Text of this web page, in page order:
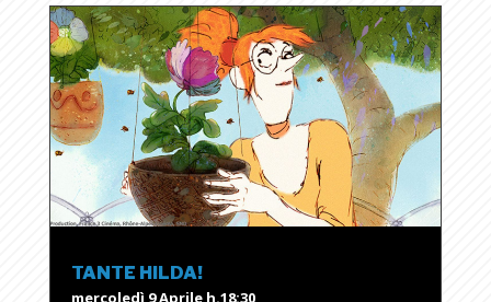
TANTE HILDA!
mercoledì 9 Aprile h.18:30